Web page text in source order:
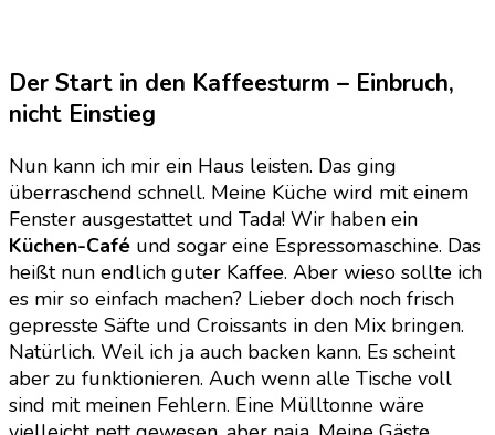
Der Start in den Kaffeesturm – Einbruch,
nicht Einstieg
Nun kann ich mir ein Haus leisten. Das ging
überraschend schnell. Meine Küche wird mit einem
Fenster ausgestattet und Tada! Wir haben ein
Küchen-Café und sogar eine Espressomaschine. Das
heißt nun endlich guter Kaffee. Aber wieso sollte ich
es mir so einfach machen? Lieber doch noch frisch
gepresste Säfte und Croissants in den Mix bringen.
Natürlich. Weil ich ja auch backen kann. Es scheint
aber zu funktionieren. Auch wenn alle Tische voll
sind mit meinen Fehlern. Eine Mülltonne wäre